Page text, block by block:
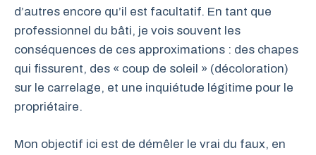
d’autres encore qu’il est facultatif. En tant que
professionnel du bâti, je vois souvent les
conséquences de ces approximations : des chapes
qui fissurent, des « coup de soleil » (décoloration)
sur le carrelage, et une inquiétude légitime pour le
propriétaire.
Mon objectif ici est de démêler le vrai du faux, en